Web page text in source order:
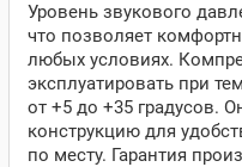
Уровень звукового
что позволяет
любых условиях.
эксплуатировать при
от +5 до +35 градусов.
конструкцию для
по месту. Гарантия